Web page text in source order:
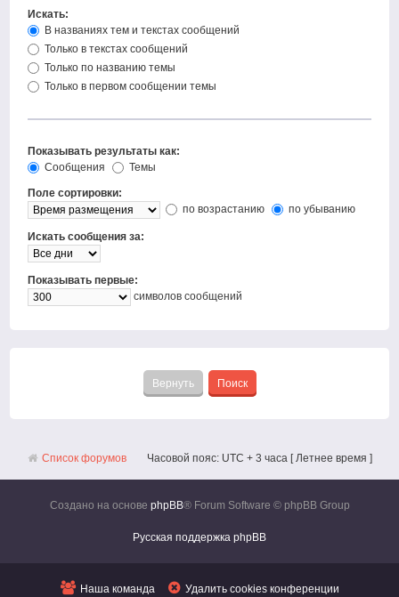
Искать:
В названиях тем и текстах сообщений
Только в текстах сообщений
Только по названию темы
Только в первом сообщении темы
Показывать результаты как:
Сообщения
Темы
Поле сортировки:
по возрастанию
по убыванию
Искать сообщения за:
Показывать первые:
символов сообщений
Список форумов Часовой пояс: UTC + 3 часа [ Летнее время ]
Создано на основе phpBB® Forum Software © phpBB Group
Русская поддержка phpBB
Наша команда Удалить cookies конференции